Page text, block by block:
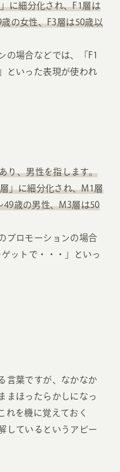
に細分化され、F1層は
の女性、F3層は50歳以
の場合などでは、「F1
といった表現が使われ
り、男性を指します。
」に細分化され、M1層
49歳の男性、M3層は50
プロモーションの場合
ットで・・・」といっ
言葉ですが、なかなか
まほったらかしになっ
れを機に覚えておく
しているというアピー